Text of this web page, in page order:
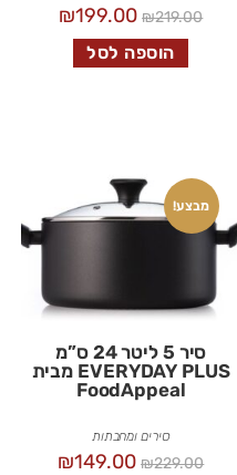
₪219.00
₪199.00
הוספה לסל
מבצע!
סיר 5 ליטר 24 ס”מ
EVERYDAY PLUS מבית
FoodAppeal
סירים ומחבתות
₪229.00
₪149.00